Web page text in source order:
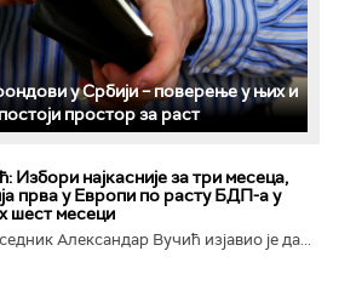
у Србији – поверење у њих и
простор за раст
Избори најкасније за три месеца,
прва у Европи по расту БДП-а у
шест месеци
Александар Вучић изјавио је да...